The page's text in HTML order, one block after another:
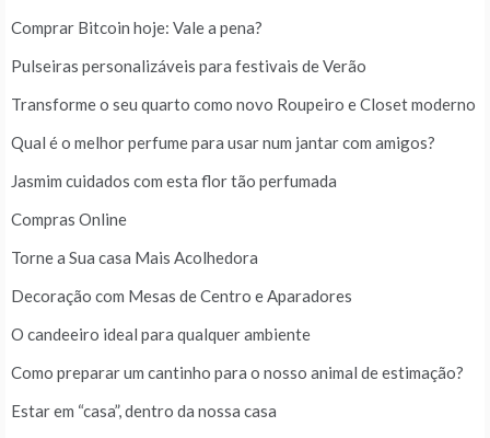
Comprar Bitcoin hoje: Vale a pena?
Pulseiras personalizáveis para festivais de Verão
Transforme o seu quarto como novo Roupeiro e Closet moderno
Qual é o melhor perfume para usar num jantar com amigos?
Jasmim cuidados com esta flor tão perfumada
Compras Online
Torne a Sua casa Mais Acolhedora
Decoração com Mesas de Centro e Aparadores
O candeeiro ideal para qualquer ambiente
Como preparar um cantinho para o nosso animal de estimação?
Estar em “casa”, dentro da nossa casa